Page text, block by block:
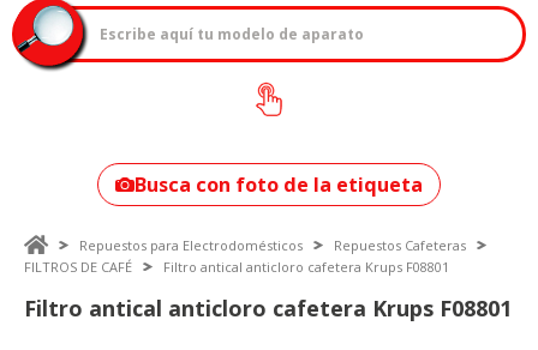
¿Cómo encontrar
tu modelo?
Busca con foto de la etiqueta
Repuestos para Electrodomésticos
Repuestos Cafeteras
FILTROS DE CAFÉ
Filtro antical anticloro cafetera Krups F08801
Filtro antical anticloro cafetera Krups F08801